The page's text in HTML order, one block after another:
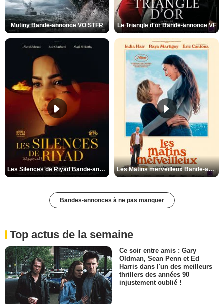
Mutiny Bande-annonce VO STFR Le Triangle d'or Bande-annonce VF
Les Silences de Riyad Bande-annonce VO STFR Les Matins merveilleux Bande-annonce VF
Bandes-annonces à ne pas manquer
Top actus de la semaine
Ce soir entre amis : Gary
Oldman, Sean Penn et Ed
Harris dans l'un des meilleurs
thrillers des années 90
injustement oublié !